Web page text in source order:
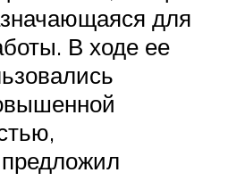
для
В ходе ее